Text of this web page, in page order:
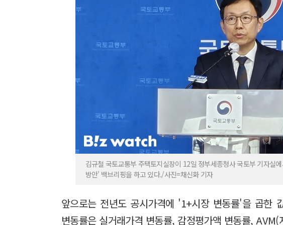
김규철 국토교통부 주택토지실장이 12일 정부세종청사 국토부 기자실
방안' 백브리핑을 하고 있다./사진=채신화 기자
앞으로는 전년도 공시가격에 '1+시장 변동률'을 곱한
변동률은 실거래가격 변동률, 감정평가액 변동률,